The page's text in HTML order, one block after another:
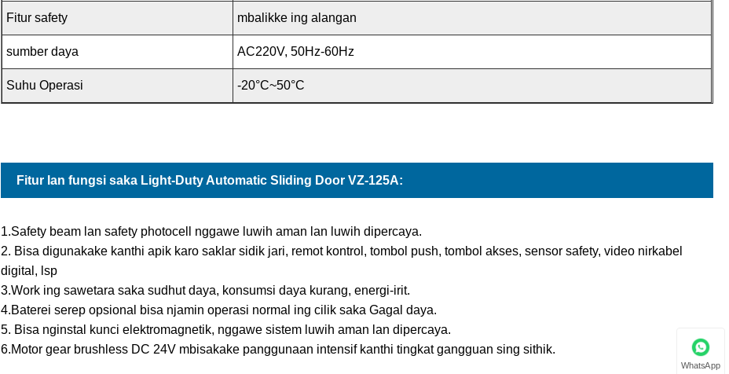
Fitur safety mbalikke ing alangan
sumber daya AC220V, 50Hz-60Hz
Suhu Operasi -20°C~50°C
Fitur lan fungsi saka Light-Duty Automatic Sliding Door VZ-125A:
1.Safety beam lan safety photocell nggawe luwih aman lan luwih dipercaya.
2. Bisa digunakake kanthi apik karo saklar sidik jari, remot kontrol, tombol push, tombol akses, sensor safety, video nirkabel
digital, lsp
3.Work ing sawetara saka sudhut daya, konsumsi daya kurang, energi-irit.
4.Baterei serep opsional bisa njamin operasi normal ing cilik saka Gagal daya.
5. Bisa nginstal kunci elektromagnetik, nggawe sistem luwih aman lan dipercaya.
6.Motor gear brushless DC 24V mbisakake panggunaan intensif kanthi tingkat gangguan sing sithik.
WhatsApp